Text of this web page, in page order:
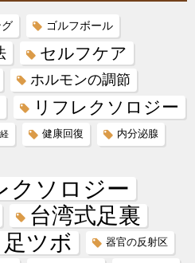
ゴルフボール
セルフケア
ホルモンの調節
リフレクソロジー
健康回復 内分泌腺
クソロジー
台湾式足裏
ツボ
器官の反射区